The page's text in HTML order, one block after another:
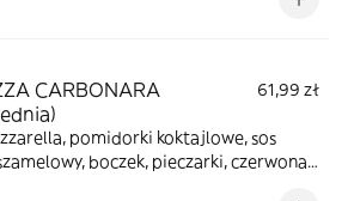
CARBONARA
61,99 zł
pomidorki koktajlowe, sos
boczek, pieczarki, czerwona